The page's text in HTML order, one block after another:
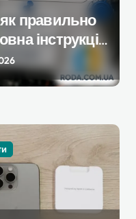
правильно
інструкція